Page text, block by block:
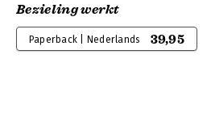
Bezieling werkt
Paperback | Nederlands 39,95